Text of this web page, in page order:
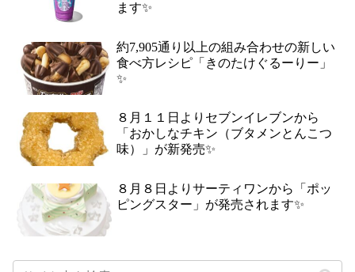
ます✨
約7,905通り以上の組み合わせの新しい
食べ方レシピ「きのたけぐるーりー」
✨
８月１１日よりセブンイレブンから
「おかしなチキン（ブタメンとんこつ
味）」が新発売✨
８月８日よりサーティワンから「ポッ
ピングスター」が発売されます✨